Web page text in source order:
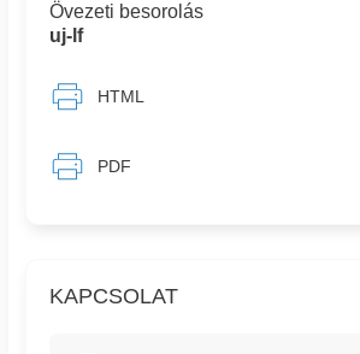
KAPCSOLAT
Övezeti besorolás
uj-lf
HTML
PDF